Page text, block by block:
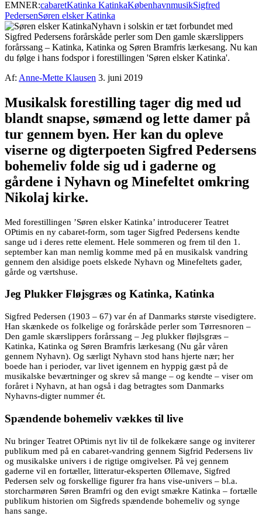
EMNER:cabaretKatinka KatinkaKøbenhavnmusikSigfred
PedersenSøren elsker Katinka
Nyhavn i solskin er tæt forbundet med
Sigfred Pedersens forårskåde perler som Den gamle skærslippers
forårssang – Katinka, Katinka og Søren Bramfris lærkesang. Nu kan
du følge i hans fodspor i forestillingen 'Søren elsker Katinka'.
Af: Anne-Mette Klausen 3. juni 2019
Musikalsk forestilling tager dig med ud
blandt snapse, sømænd og lette damer på
tur gennem byen. Her kan du opleve
viserne og digterpoeten Sigfred Pedersens
bohemeliv folde sig ud i gaderne og
gårdene i Nyhavn og Minefeltet omkring
Nikolaj kirke.
Med forestillingen ’Søren elsker Katinka’ introducerer Teatret
OPtimis en ny cabaret-form, som tager Sigfred Pedersens kendte
sange ud i deres rette element. Hele sommeren og frem til den 1.
september kan man nemlig komme med på en musikalsk vandring
gennem den alsidige poets elskede Nyhavn og Minefeltets gader,
gårde og værtshuse.
Jeg Plukker Fløjsgræs og Katinka, Katinka
Sigfred Pedersen (1903 – 67) var én af Danmarks største visedigtere.
Han skænkede os folkelige og forårskåde perler som Tørresnoren –
Den gamle skærslippers forårssang – Jeg plukker fløjlsgræs –
Katinka, Katinka og Søren Bramfris lærkesang (Nu går våren
gennem Nyhavn). Og særligt Nyhavn stod hans hjerte nær; her
boede han i perioder, var livet igennem en hyppig gæst på de
musikalske beværtninger og skrev så mange – og kendte – viser om
foråret i Nyhavn, at han også i dag betragtes som Danmarks
Nyhavns-digter nummer ét.
Spændende bohemeliv vækkes til live
Nu bringer Teatret OPtimis nyt liv til de folkekære sange og inviterer
publikum med på en cabaret-vandring gennem Sigfrid Pedersens liv
og musikalske univers i de rigtige omgivelser. På vej gennem
gaderne vil en fortæller, litteratur-eksperten Øllemave, Sigfred
Pedersen selv og forskellige figurer fra hans vise-univers – bl.a.
storcharmøren Søren Bramfri og den evigt smækre Katinka – fortælle
publikum historien om Sigfreds spændende bohemeliv og synge
hans sange.